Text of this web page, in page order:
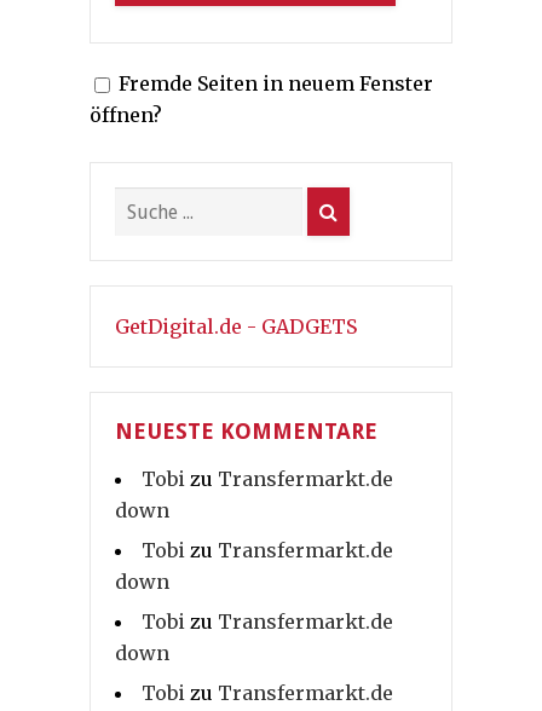
Fremde Seiten in neuem Fenster
öffnen?
GetDigital.de - GADGETS
NEUESTE KOMMENTARE
Tobi zu Transfermarkt.de
down
Tobi zu Transfermarkt.de
down
Tobi zu Transfermarkt.de
down
Tobi zu Transfermarkt.de